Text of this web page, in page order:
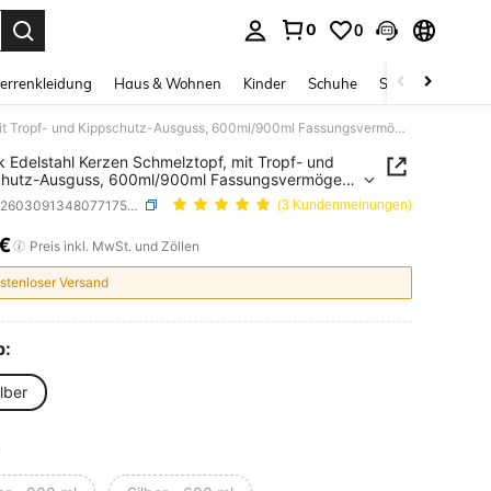
0 0
Haus & Wohnen Kinder Schuhe Schmuck &
1 Stück Edelstahl Kerzen Schmelztopf, mit Tropf- und Kippschutz-Ausguss, 600ml/900ml Fassungsvermögen, mit hitzebeständigem Griff, geeignet für Kerzenmachen, kann zum Schmelzen von Wachs verwendet werden, Handgefertigte Kerzenfertigung
Edelstahl Kerzen Schmelztopf, mit Tropf- und
Ausguss, 600ml/900ml Fassungsvermögen,
Griff, geeignet für Kerzenmachen,
Schmelzen von Wachs verwendet werden,
Kerzenfertigung
SKU: sh260309134807717532277 (3 Kundenmeinungen)
AND AVAILABILITY
Preis inkl. MwSt. und Zöllen
Versand